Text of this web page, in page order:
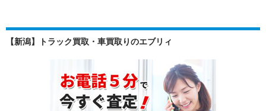
三
菱
フ
ソ
ウ
ト
【新潟】トラック買取・車買取りのエブリィ